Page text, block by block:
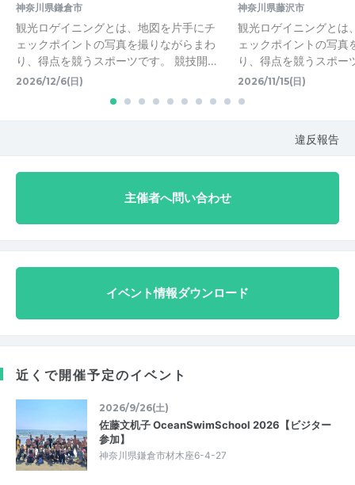
神奈川県鎌倉市
観光ロゲイニングとは、地図を片手にチ
ェックポイントの写真を撮りながらまわ
り、得点を競うスポーツです。 競技開…
2026/12/6(日)
神奈川県藤沢市
観光ロゲイニングとは
ェックポイントの写真
り、得点を競うスポ
2026/11/15(日)
違反報告
主催者へ問い合わせ
イベント情報ダウンロード
近くで開催予定のイベント
2026/9/26(土)
佐藤文机子 OceanSwimSchool 2026【ビジター
参加】
神奈川県鎌倉市材木座6-4-27